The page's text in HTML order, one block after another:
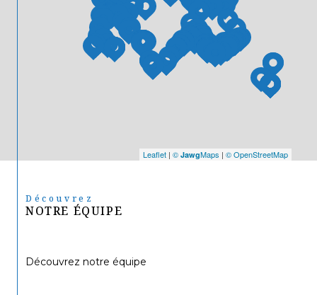
Leaflet | © JawgMaps | © OpenStreetMap
Découvrez
NOTRE ÉQUIPE
Découvrez notre équipe